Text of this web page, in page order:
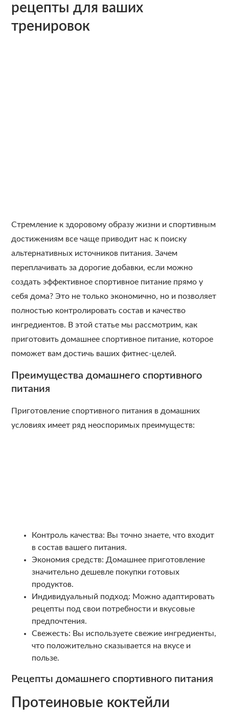
рецепты для ваших
тренировок
Стремление к здоровому образу жизни и спортивным
достижениям все чаще приводит нас к поиску
альтернативных источников питания. Зачем
переплачивать за дорогие добавки, если можно
создать эффективное спортивное питание прямо у
себя дома? Это не только экономично, но и позволяет
полностью контролировать состав и качество
ингредиентов. В этой статье мы рассмотрим, как
приготовить домашнее спортивное питание, которое
поможет вам достичь ваших фитнес-целей.
Преимущества домашнего спортивного
питания
Приготовление спортивного питания в домашних
условиях имеет ряд неоспоримых преимуществ:
Контроль качества: Вы точно знаете, что входит
в состав вашего питания.
Экономия средств: Домашнее приготовление
значительно дешевле покупки готовых
продуктов.
Индивидуальный подход: Можно адаптировать
рецепты под свои потребности и вкусовые
предпочтения.
Свежесть: Вы используете свежие ингредиенты,
что положительно сказывается на вкусе и
пользе.
Рецепты домашнего спортивного питания
Протеиновые коктейли